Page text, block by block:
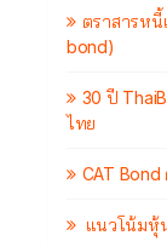
ตราสารหนี้
bond)
30 ปี
ไทย
CAT
แนวโน้มหุ้